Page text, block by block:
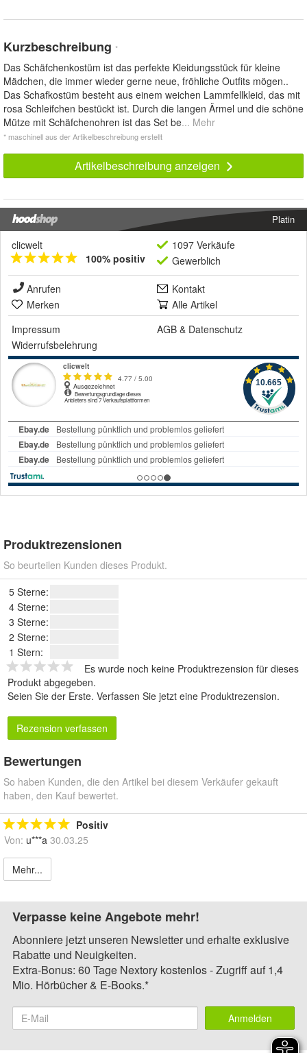
Kurzbeschreibung *
Das Schäfchenkostüm ist das perfekte Kleidungsstück für kleine
Mädchen, die immer wieder gerne neue, fröhliche Outfits mögen..
Das Schafkostüm besteht aus einem weichen Lammfellkleid, das mit
rosa Schleifchen bestückt ist. Durch die langen Ärmel und die schöne
Mütze mit Schäfchenohren ist das Set be... Mehr
* maschinell aus der Artikelbeschreibung erstellt
Artikelbeschreibung anzeigen
Platin
clicwelt
100% positiv
1097 Verkäufe
Gewerblich
Anrufen
Kontakt
Merken
Alle Artikel
Impressum
AGB & Datenschutz
Widerrufsbelehrung
Produktrezensionen
So beurteilen Kunden dieses Produkt.
5 Sterne:
4 Sterne:
3 Sterne:
2 Sterne:
1 Stern:
Es wurde noch keine Produktrezension für dieses
Produkt abgegeben.
Seien Sie der Erste. Verfassen Sie jetzt eine Produktrezension.
Rezension verfassen
Bewertungen
So haben Kunden, die den Artikel bei diesem Verkäufer gekauft
haben, den Kauf bewertet.
Positiv
Von: u***a 30.03.25
Mehr...
Verpasse keine Angebote mehr!
Abonniere jetzt unseren Newsletter und erhalte exklusive
Rabatte und Neuigkeiten.
Extra-Bonus: 60 Tage Nextory kostenlos - Zugriff auf 1,4
Mio. Hörbücher & E-Books.*
Anmelden